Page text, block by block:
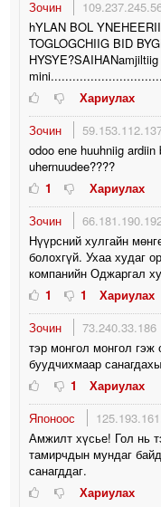
Зочин
hYLAN BOL
TOGLOGCHIIG BID
Хариулах
Зочин
odoo ene huuhniig
uhernuudee????
1
Хариулах
Зочин
Нүүрсний хулгайн
болохгүй. Ухаа худаг
компанийн Оджаргал
1
1
Хариулах
Зочин
73.240.33.186
тэр монгол монгол гэж
буудчихмаар
1
Хариулах
Японоос
Амжилт хүсье! Гол нь
тамирчдын мундаг
санагддаг.
Хариулах